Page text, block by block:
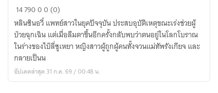
ทะลุ
มิติ
เปลี่ยน
น้อง
สาว
บุญธรรม
เป็น
1479000 (0)
หลินซินอวี๋ แพทย์สาวในยุคปัจจุบัน ประสบอุบัติเหตุขณะเร่งช่วยผู้
ป่วยฉุกเฉิน แต่เมื่อลืมตาขึ้นอีกครั้งกลับพบว่าตนอยู่ในโลกโบราณ
ในร่างของไป๋ลี่ซูเหยา หญิงสาวผู้ถูกผู้คนทั้งจวนแม่ทัพรังเกียจ และ
กลายเป็นน
อัปเดตล่าสุด 31 ก.ค. 69 / 00:48 น.